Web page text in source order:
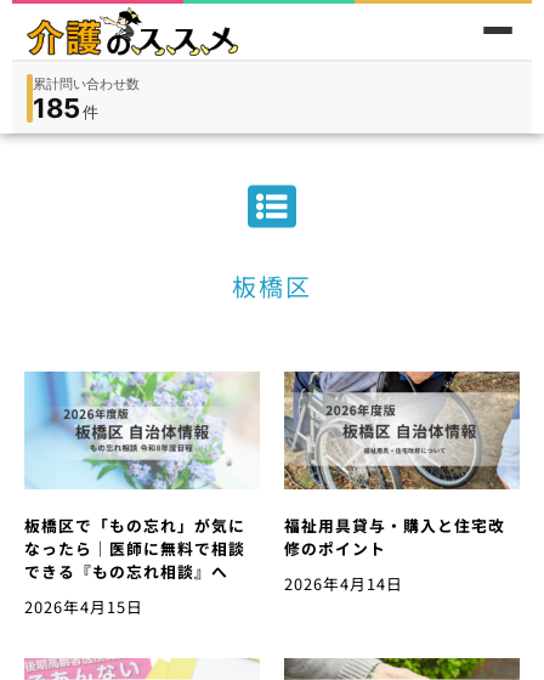
在宅 9,360
累計問い合わせ数
185件
板橋区
板橋区で「もの忘れ」が気に
なったら｜医師に無料で相談
できる『もの忘れ相談』へ
2026年4月15日
福祉用具貸与・購入と住宅改
修のポイント
2026年4月14日